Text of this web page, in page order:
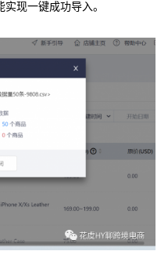
现一键成功导入。